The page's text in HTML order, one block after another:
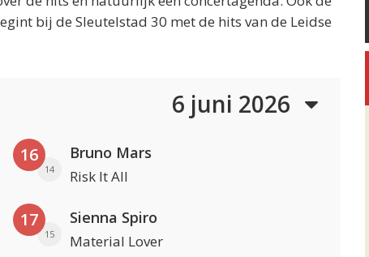
bij de Sleutelstad 30 met de hits van de Leidse
6 juni 2026
16
14
Bruno Mars
Risk It All
17
15
Sienna Spiro
Material Lover